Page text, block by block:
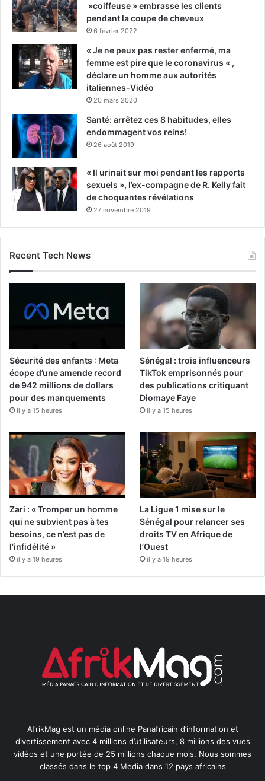
»coiffeuse » embrasse les clients
pendant la coupe de cheveux
6 février 2022
« Je ne peux pas rester enfermé, ma
femme est pire que le coronavirus « ,
déclare un homme aux autorités
italiennes-Vidéo
20 mars 2020
Santé: arrêtez ces 8 habitudes, elles
endommagent vos reins!
26 août 2019
« Il urinait sur moi pendant les rapports
sexuels », l’ex-compagne de R. Kelly fait
de choquantes révélations
27 novembre 2019
Recent Tech News
Sécurité des enfants : Meta
écope d’une amende record
de 942 millions de dollars
pour des manquements
il y a 15 heures
Sénégal : trois influenceurs
TikTok emprisonnés pour
des publications critiquant
Diomaye Faye
il y a 15 heures
Zari : « Tromper un homme
qui ne subvient pas à tes
besoins, ce n’est pas de
l’infidélité »
il y a 19 heures
La Ligue 1 mise sur le
Sénégal pour relancer ses
droits TV en Afrique de
l’Ouest
il y a 19 heures
AfrikMag est un média online Panafricain d’information et
divertissement avec 4 millions d’utilisateurs, 8 millions des vues
vidéos et une portée de 25 millions chaque mois. Nous sommes
classés dans le top 4 Media dans 12 pays africains